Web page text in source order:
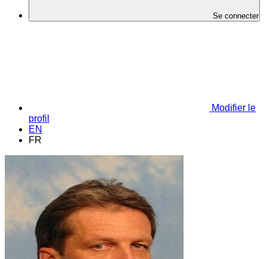
Se connecter
Modifier le
profil
EN
FR